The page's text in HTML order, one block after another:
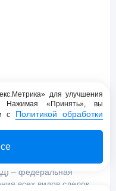
– федеральная
всех видов сделок
для улучшения
Нажимая «Принять», вы
с Политикой обработки